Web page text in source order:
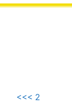
.
<<< 2